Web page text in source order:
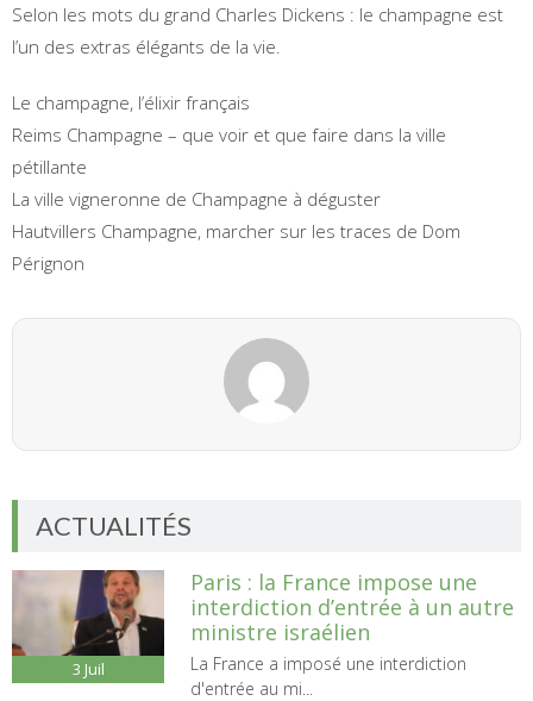
Selon les mots du grand Charles Dickens : le champagne est
l’un des extras élégants de la vie.
Le champagne, l’élixir français
Reims Champagne – que voir et que faire dans la ville
pétillante
La ville vigneronne de Champagne à déguster
Hautvillers Champagne, marcher sur les traces de Dom
Pérignon
ACTUALITÉS
3 Juil
Paris : la France impose une
interdiction d’entrée à un autre
ministre israélien
La France a imposé une interdiction
d'entrée au mi...